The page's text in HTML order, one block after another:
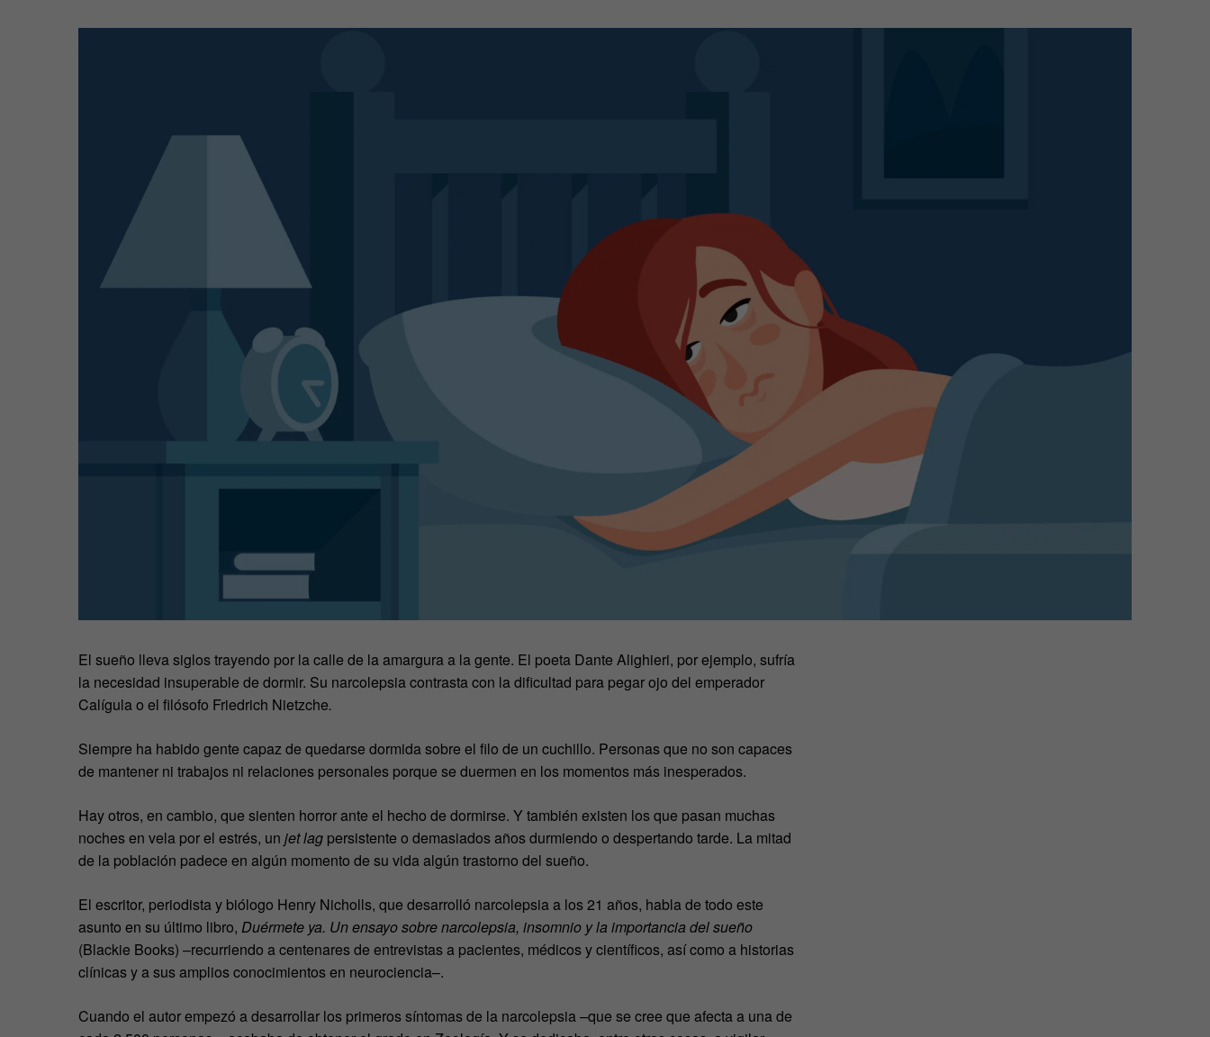
El sueño lleva siglos trayendo por la calle de la amargura a la gente. El poeta Dante Alighieri, por ejemplo, sufría
la necesidad insuperable de dormir. Su narcolepsia contrasta con la dificultad para pegar ojo del emperador
Calígula o el filósofo Friedrich Nietzche.
Siempre ha habido gente capaz de quedarse dormida sobre el filo de un cuchillo. Personas que no son capaces
de mantener ni trabajos ni relaciones personales porque se duermen en los momentos más inesperados.
Hay otros, en cambio, que sienten horror ante el hecho de dormirse. Y también existen los que pasan muchas
noches en vela por el estrés, un jet lag persistente o demasiados años durmiendo o despertando tarde. La mitad
de la población padece en algún momento de su vida algún trastorno del sueño.
El escritor, periodista y biólogo Henry Nicholls, que desarrolló narcolepsia a los 21 años, habla de todo este
asunto en su último libro, Duérmete ya. Un ensayo sobre narcolepsia, insomnio y la importancia del sueño
(Blackie Books) –recurriendo a centenares de entrevistas a pacientes, médicos y científicos, así como a historias
clínicas y a sus amplios conocimientos en neurociencia–.
Cuando el autor empezó a desarrollar los primeros síntomas de la narcolepsia –que se cree que afecta a una de